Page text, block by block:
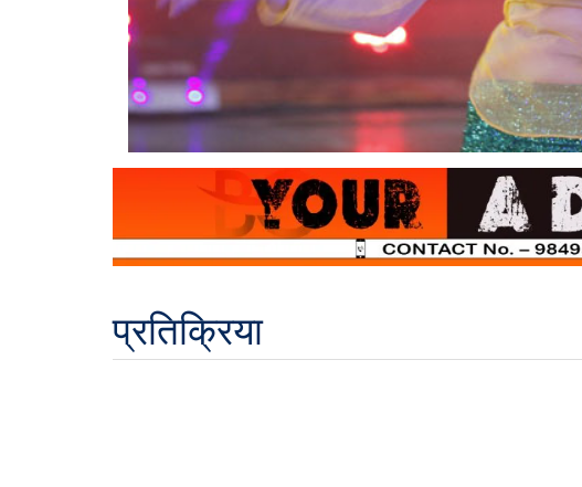
प्रतिक्रिया